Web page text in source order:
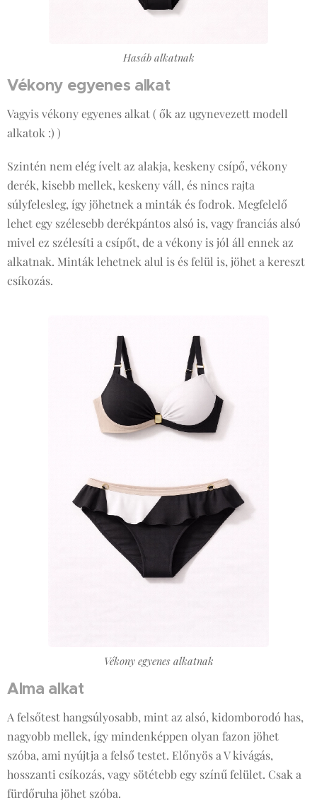
Hasáb alkatnak
Vékony egyenes alkat
Vagyis vékony egyenes alkat ( ők az ugynevezett modell
alkatok :) )
Szintén nem elég ívelt az alakja, keskeny csípő, vékony
derék, kisebb mellek, keskeny váll, és nincs rajta
súlyfelesleg, így jöhetnek a minták és fodrok. Megfelelő
lehet egy szélesebb derékpántos alsó is, vagy franciás alsó
mivel ez szélesíti a csípőt, de a vékony is jól áll ennek az
alkatnak. Minták lehetnek alul is és felül is, jöhet a kereszt
csíkozás.
Vékony egyenes alkatnak
Alma alkat
A felsőtest hangsúlyosabb, mint az alsó, kidomborodó has,
nagyobb mellek, így mindenképpen olyan fazon jöhet
szóba, ami nyújtja a felső testet. Előnyös a V kivágás,
hosszanti csíkozás, vagy sötétebb egy színű felület. Csak a
fürdőruha jöhet szóba.